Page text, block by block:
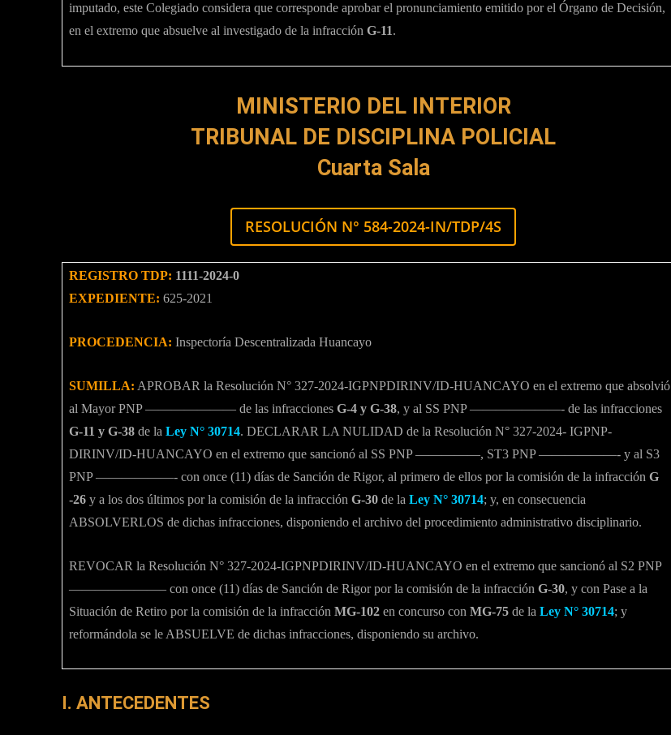
imputado, este Colegiado considera que corresponde aprobar el pronunciamiento emitido por el Órgano de Decisión,
en el extremo que absuelve al investigado de la infracción G-11.
MINISTERIO DEL INTERIOR
TRIBUNAL DE DISCIPLINA POLICIAL
Cuarta Sala
RESOLUCIÓN N° 584-2024-IN/TDP/4S
REGISTRO TDP: 1111-2024-0
EXPEDIENTE: 625-2021
PROCEDENCIA: Inspectoría Descentralizada Huancayo
SUMILLA: APROBAR la Resolución N° 327-2024-IGPNPDIRINV/ID-HUANCAYO en el extremo que absolvió
al Mayor PNP ——————— de las infracciones G-4 y G-38, y al SS PNP ———————- de las infracciones
G-11 y G-38 de la Ley N° 30714. DECLARAR LA NULIDAD de la Resolución N° 327-2024- IGPNP-
DIRINV/ID-HUANCAYO en el extremo que sancionó al SS PNP —————, ST3 PNP ——————- y al S3
PNP ——————- con once (11) días de Sanción de Rigor, al primero de ellos por la comisión de la infracción G
-26 y a los dos últimos por la comisión de la infracción G-30 de la Ley N° 30714; y, en consecuencia
ABSOLVERLOS de dichas infracciones, disponiendo el archivo del procedimiento administrativo disciplinario.
REVOCAR la Resolución N° 327-2024-IGPNPDIRINV/ID-HUANCAYO en el extremo que sancionó al S2 PNP
———————– con once (11) días de Sanción de Rigor por la comisión de la infracción G-30, y con Pase a la
Situación de Retiro por la comisión de la infracción MG-102 en concurso con MG-75 de la Ley N° 30714; y
reformándola se le ABSUELVE de dichas infracciones, disponiendo su archivo.
I. ANTECEDENTES